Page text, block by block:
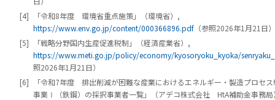
[4]
「令和8年度 環境省重点施策」（環境省）,
https://www.env.go.jp/content/000366896.pdf （参照2026年1月21日）
[5]
「戦略分野国内生産促進税制」（経済産業省）,
https://www.meti.go.jp/policy/economy/kyosoryoku_kyoka/
照2026年1月21日）
[6]
「令和7年度 排出削減が困難な産業におけるエネルギー・製造プロセ
事業Ⅰ（鉄鋼）の採択事業者一覧」（アデコ株式会社 HtA補助金事務局